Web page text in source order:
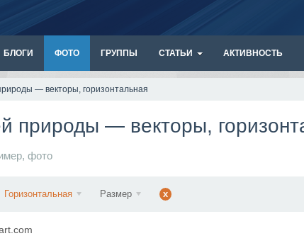
БЛОГИ ФОТО ГРУППЫ СТАТЬИ АКТИВНОСТЬ
— векторы, горизонтальная
природы — векторы,
, фото
Горизонтальная Размер x